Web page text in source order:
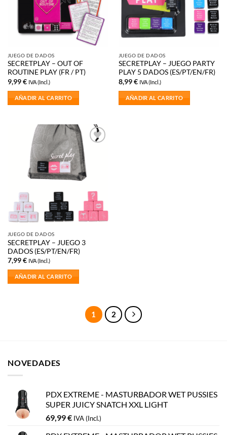
JUEGO DE DADOS
SECRETPLAY – OUT OF
ROUTINE PLAY (FR / PT)
9,99€ IVA (Incl.)
AÑADIR AL CARRITO
JUEGO DE DADOS
SECRETPLAY – JUEGO PARTY
PLAY 5 DADOS (ES/PT/EN/FR)
8,99€ IVA (Incl.)
AÑADIR AL CARRITO
lista de
deseos
JUEGO DE DADOS
SECRETPLAY – JUEGO 3
DADOS (ES/PT/EN/FR)
7,99€ IVA (Incl.)
AÑADIR AL CARRITO
1 2
NOVEDADES
PDX EXTREME - MASTURBADOR WET PUSSIES
SUPER JUICY SNATCH XXL LIGHT
69,99€ IVA (Incl.)